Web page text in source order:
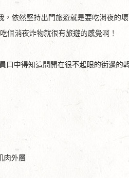
依然堅持出門旅遊就是要吃消夜的
個消夜炸物就很有旅遊的感覺啊！
口中得知這間開在很不起眼的街邊的
肉外層